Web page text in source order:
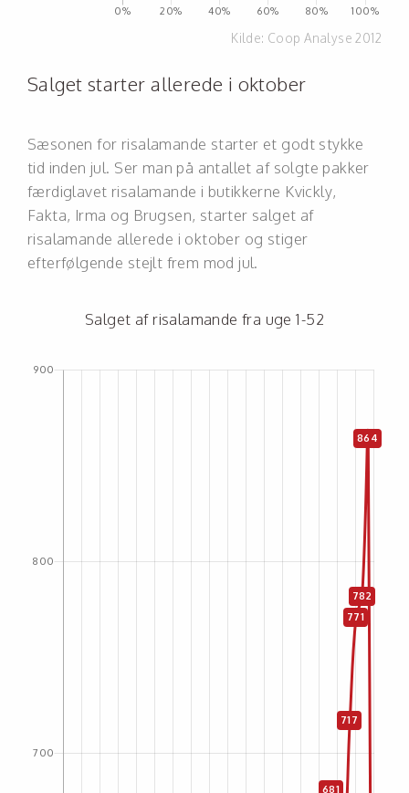
Kilde: Coop Analyse 2012
Salget starter allerede i oktober
Sæsonen for risalamande starter et godt stykke
tid inden jul. Ser man på antallet af solgte pakker
færdiglavet risalamande i butikkerne Kvickly,
Fakta, Irma og Brugsen, starter salget af
risalamande allerede i oktober og stiger
efterfølgende stejlt frem mod jul.
Salget af risalamande fra uge 1-52